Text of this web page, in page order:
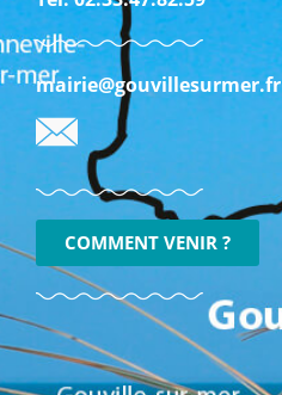
mairie@gouvillesurmer.fr
COMMENT VENIR ?